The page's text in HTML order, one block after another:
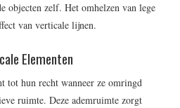
objecten zelf. Het omhelzen van lege
van verticale lijnen.
Elementen
tot hun recht wanneer ze omringd
ruimte. Deze ademruimte zorgt